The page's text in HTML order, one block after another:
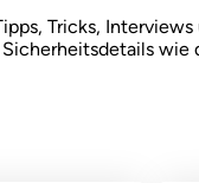
Tricks,
wie